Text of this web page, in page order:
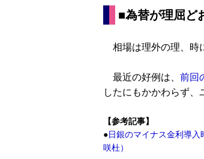
■為替が理屈ど
相場は理外の理、時
最近の好例は、 前回
したにもかかわらず、
【参考記事】
●日銀のマイナス金利導
咲杜）